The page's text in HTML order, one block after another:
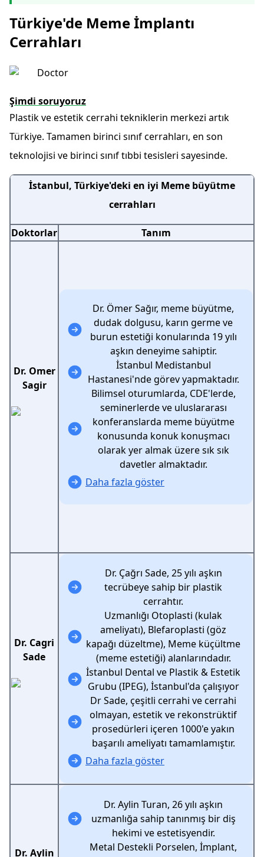
Türkiye'de Meme İmplantı
Cerrahları
Şimdi soruyoruz
Plastik ve estetik cerrahi tekniklerin merkezi artık
Türkiye. Tamamen birinci sınıf cerrahları, en son
teknolojisi ve birinci sınıf tıbbi tesisleri sayesinde.
İstanbul, Türkiye'deki en iyi Meme büyütme
cerrahları
Doktorlar Tanım
Dr. Omer
Sagir
Dr. Ömer Sağır, meme büyütme,
dudak dolgusu, karın germe ve
burun estetiği konularında 19 yılı
aşkın deneyime sahiptir.
İstanbul Medistanbul
Hastanesi'nde görev yapmaktadır.
Bilimsel oturumlarda, CDE'lerde,
seminerlerde ve uluslararası
konferanslarda meme büyütme
konusunda konuk konuşmacı
olarak yer almak üzere sık sık
davetler almaktadır.
Daha fazla göster
Dr. Cagri
Sade
Dr. Çağrı Sade, 25 yılı aşkın
tecrübeye sahip bir plastik
cerrahtır.
Uzmanlığı Otoplasti (kulak
ameliyatı), Blefaroplasti (göz
kapağı düzeltme), Meme küçültme
(meme estetiği) alanlarındadır.
İstanbul Dental ve Plastik & Estetik
Grubu (IPEG), İstanbul'da çalışıyor
Dr Sade, çeşitli cerrahi ve cerrahi
olmayan, estetik ve rekonstrüktif
prosedürleri içeren 1000'e yakın
başarılı ameliyatı tamamlamıştır.
Daha fazla göster
Dr. Aylin
Dr. Aylin Turan, 26 yılı aşkın
uzmanlığa sahip tanınmış bir diş
hekimi ve estetisyendir.
Metal Destekli Porselen, İmplant,